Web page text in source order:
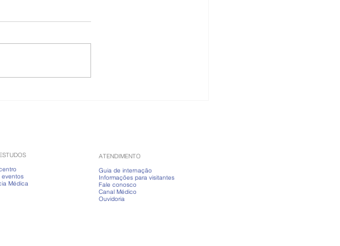
eventos
Médica
ATENDIMENTO
Guia de internação
Informações para visitantes
Fale conosco
Canal Médico
Ouvidoria